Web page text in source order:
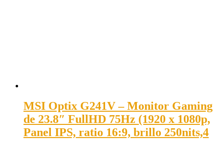
MSI Optix G241V – Monitor Gaming
de 23.8″ FullHD 75Hz (1920 x 1080p,
Panel IPS, ratio 16:9, brillo 250nits,4